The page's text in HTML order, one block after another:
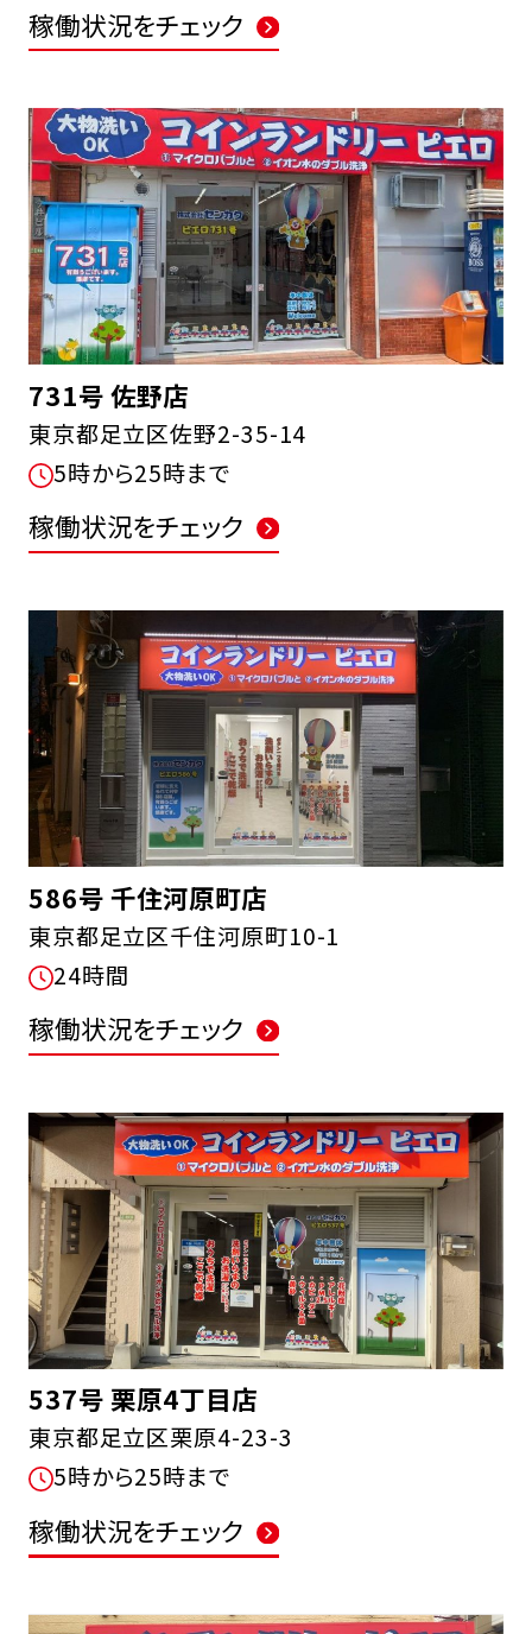
稼働状況をチェック
731号 佐野店
東京都足立区佐野2-35-14
5時から25時まで
稼働状況をチェック
586号 千住河原町店
東京都足立区千住河原町10-1
24時間
稼働状況をチェック
537号 栗原4丁目店
東京都足立区栗原4-23-3
5時から25時まで
稼働状況をチェック